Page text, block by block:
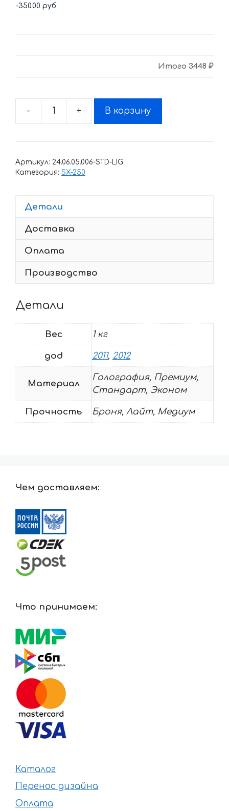
Итого 3448 ₽
-
Количество
Комплект
2012
+ В корзину
Артикул: 24.06.05.006-STD-LIG
Категория: SX-250
Детали
Доставка
Оплата
Производство
Детали
Вес 1 кг
god 2011, 2012
Материал
Голография, Премиум,
Стандарт, Эконом
Прочность Броня, Лайт, Медиум
Чем доставляем:
Что принимаем:
Каталог
Перенос дизайна
Оплата